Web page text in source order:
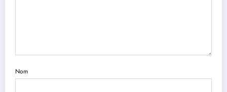
Nom